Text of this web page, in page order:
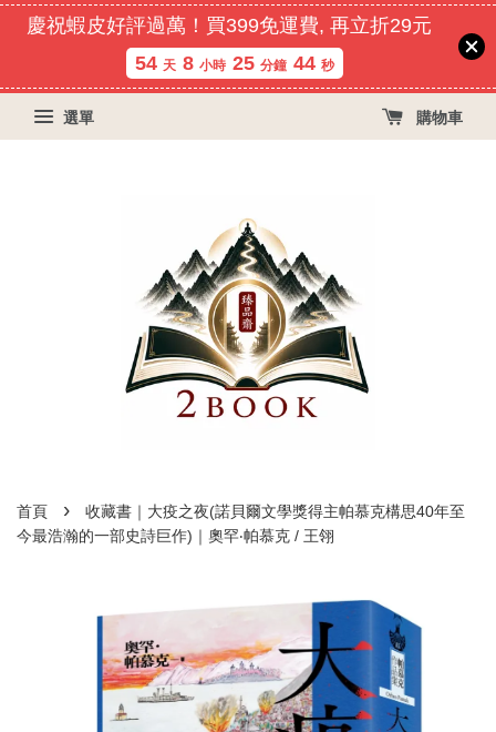
慶祝蝦皮好評過萬！買399免運費, 再立折29元
54 天 8 小時 25 分鐘 44 秒
選單 購物車
首頁 ›
收藏書｜大疫之夜(諾貝爾文學獎得主帕慕克構思40年至
今最浩瀚的一部史詩巨作)｜奧罕‧帕慕克 / 王翎